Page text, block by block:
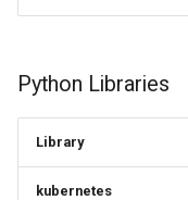
Python Libraries
Library
kubernetes